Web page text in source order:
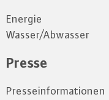
Energie
Wasser/Abwasser
Presse
Presseinformationen